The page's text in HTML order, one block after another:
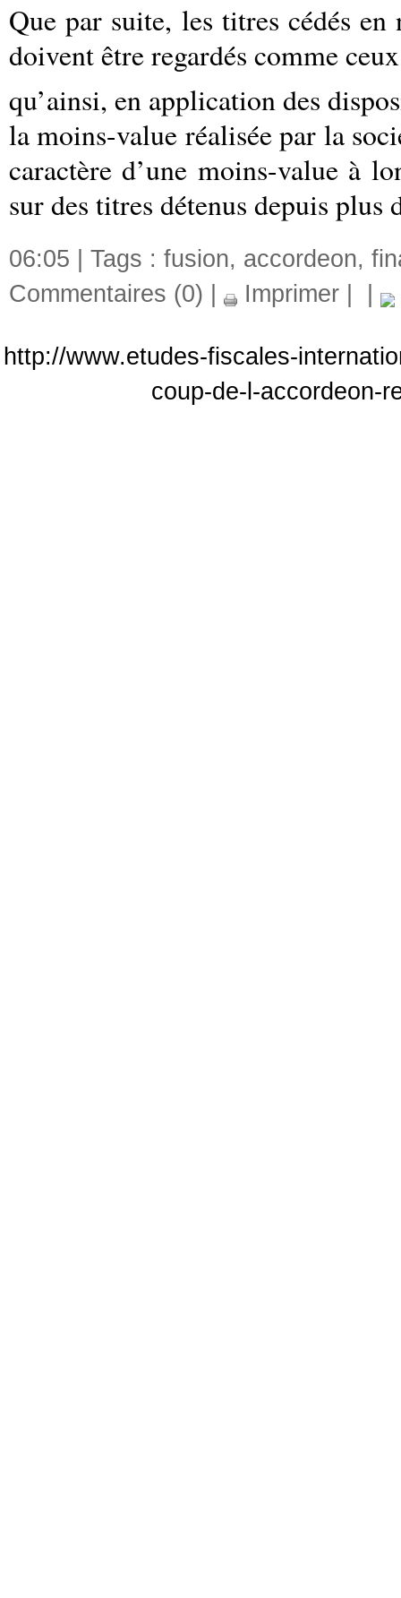
Que par suite, les titres cédés
doivent être regardés comme
qu’ainsi, en application des
la moins-value réalisée par la
caractère d’une moins-value à
sur des titres détenus depuis plus
06:05 | Tags : fusion, accordeon,
Commentaires (0)
Imprimer
http://www.etudes-fiscales-
coup-de-l-accordeon-